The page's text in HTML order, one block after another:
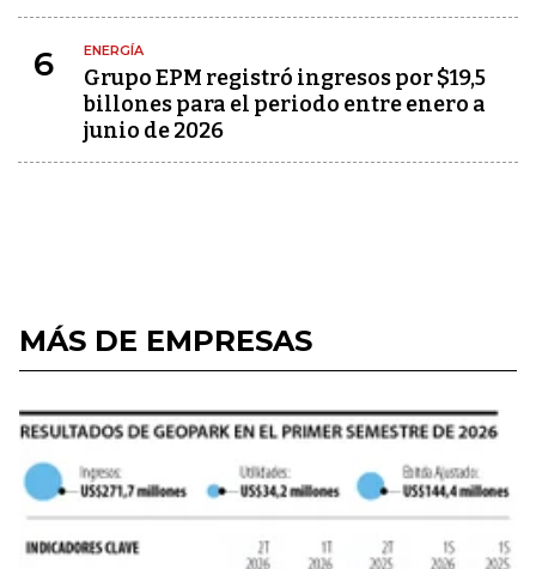
6 ENERGÍA
Grupo EPM registró ingresos por $19,5
billones para el periodo entre enero a
junio de 2026
MÁS DE EMPRESAS